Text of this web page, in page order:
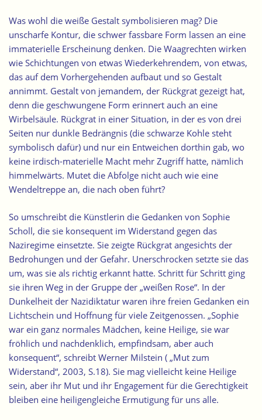
Was wohl die weiße Gestalt symbolisieren mag? Die
unscharfe Kontur, die schwer fassbare Form lassen an eine
immaterielle Erscheinung denken. Die Waagrechten wirken
wie Schichtungen von etwas Wiederkehrendem, von etwas,
das auf dem Vorhergehenden aufbaut und so Gestalt
annimmt. Gestalt von jemandem, der Rückgrat gezeigt hat,
denn die geschwungene Form erinnert auch an eine
Wirbelsäule. Rückgrat in einer Situation, in der es von drei
Seiten nur dunkle Bedrängnis (die schwarze Kohle steht
symbolisch dafür) und nur ein Entweichen dorthin gab, wo
keine irdisch-materielle Macht mehr Zugriff hatte, nämlich
himmelwärts. Mutet die Abfolge nicht auch wie eine
Wendeltreppe an, die nach oben führt?
So umschreibt die Künstlerin die Gedanken von Sophie
Scholl, die sie konsequent im Widerstand gegen das
Naziregime einsetzte. Sie zeigte Rückgrat angesichts der
Bedrohungen und der Gefahr. Unerschrocken setzte sie das
um, was sie als richtig erkannt hatte. Schritt für Schritt ging
sie ihren Weg in der Gruppe der „weißen Rose“. In der
Dunkelheit der Nazidiktatur waren ihre freien Gedanken ein
Lichtschein und Hoffnung für viele Zeitgenossen. „Sophie
war ein ganz normales Mädchen, keine Heilige, sie war
fröhlich und nachdenklich, empfindsam, aber auch
konsequent“, schreibt Werner Milstein ( „Mut zum
Widerstand“, 2003, S.18). Sie mag vielleicht keine Heilige
sein, aber ihr Mut und ihr Engagement für die Gerechtigkeit
bleiben eine heiligengleiche Ermutigung für uns alle.